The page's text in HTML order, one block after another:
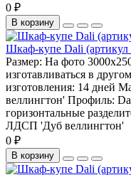
0 ₽
В корзину
Шкаф-купе Dali (артикул
Размер: На фото
изготавливаться в
изготовления: 14 дней
веллингтон' Профиль:
горизонтальные
ЛДСП 'Дуб веллингтон'
0 ₽
В корзину